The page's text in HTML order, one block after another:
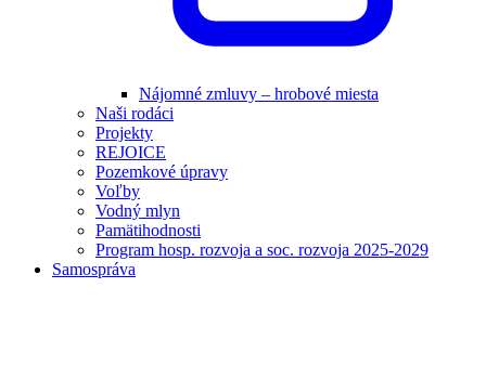
Nájomné zmluvy – hrobové miesta
Naši rodáci
Projekty
REJOICE
Pozemkové úpravy
Voľby
Vodný mlyn
Pamätihodnosti
Program hosp. rozvoja a soc. rozvoja 2025-2029
Samospráva